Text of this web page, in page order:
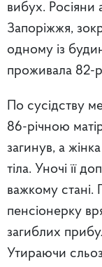
вибух. Росіяни
Запоріжжя,
одному із
проживала 82-
По сусідству
86-річною
загинув, а
тіла. Уночі її
важкому стані.
пенсіонерку
загиблих
Утираючи